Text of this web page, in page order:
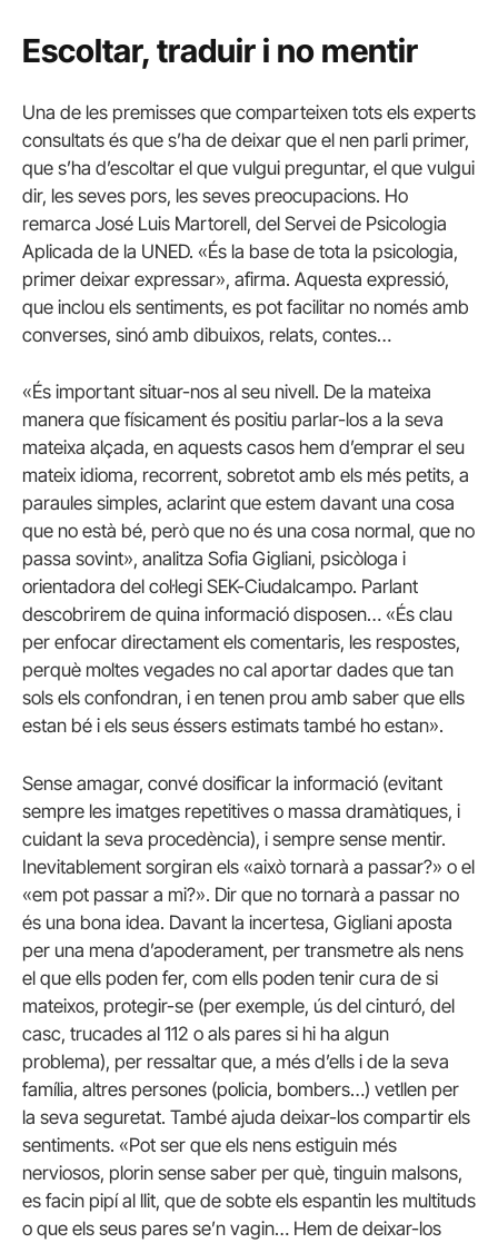
Escoltar, traduir i no mentir
Una de les premisses que comparteixen tots els experts
consultats és que s’ha de deixar que el nen parli primer,
que s’ha d’escoltar el que vulgui preguntar, el que vulgui
dir, les seves pors, les seves preocupacions. Ho
remarca José Luis Martorell, del Servei de Psicologia
Aplicada de la UNED. «És la base de tota la psicologia,
primer deixar expressar», afirma. Aquesta expressió,
que inclou els sentiments, es pot facilitar no només amb
converses, sinó amb dibuixos, relats, contes…
«És important situar-nos al seu nivell. De la mateixa
manera que físicament és positiu parlar-los a la seva
mateixa alçada, en aquests casos hem d’emprar el seu
mateix idioma, recorrent, sobretot amb els més petits, a
paraules simples, aclarint que estem davant una cosa
que no està bé, però que no és una cosa normal, que no
passa sovint», analitza Sofia Gigliani, psicòloga i
orientadora del col·legi SEK-Ciudalcampo. Parlant
descobrirem de quina informació disposen… «És clau
per enfocar directament els comentaris, les respostes,
perquè moltes vegades no cal aportar dades que tan
sols els confondran, i en tenen prou amb saber que ells
estan bé i els seus éssers estimats també ho estan».
Sense amagar, convé dosificar la informació (evitant
sempre les imatges repetitives o massa dramàtiques, i
cuidant la seva procedència), i sempre sense mentir.
Inevitablement sorgiran els «això tornarà a passar?» o el
«em pot passar a mi?». Dir que no tornarà a passar no
és una bona idea. Davant la incertesa, Gigliani aposta
per una mena d’apoderament, per transmetre als nens
el que ells poden fer, com ells poden tenir cura de si
mateixos, protegir-se (per exemple, ús del cinturó, del
casc, trucades al 112 o als pares si hi ha algun
problema), per ressaltar que, a més d’ells i de la seva
família, altres persones (policia, bombers…) vetllen per
la seva seguretat. També ajuda deixar-los compartir els
sentiments. «Pot ser que els nens estiguin més
nerviosos, plorin sense saber per què, tinguin malsons,
es facin pipí al llit, que de sobte els espantin les multituds
o que els seus pares se’n vagin… Hem de deixar-los